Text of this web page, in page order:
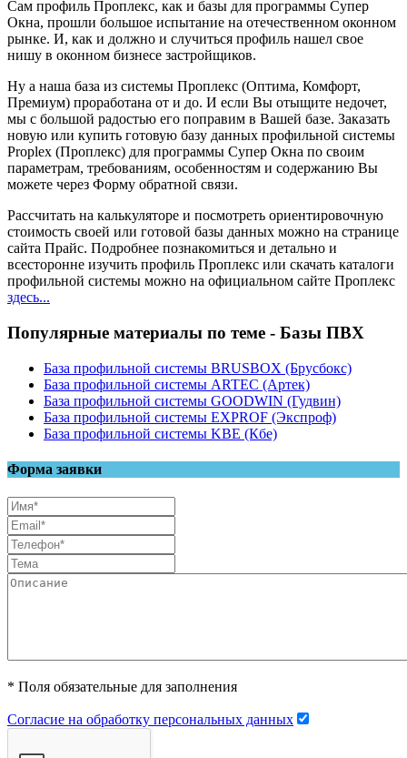
Сам профиль Проплекс, как и базы для программы Супер
Окна, прошли большое испытание на отечественном оконном
рынке. И, как и должно и случиться профиль нашел свое
нишу в оконном бизнесе застройщиков.
Ну а наша база из системы Проплекс (Оптима, Комфорт,
Премиум) проработана от и до. И если Вы отыщите недочет,
мы с большой радостью его поправим в Вашей базе. Заказать
новую или купить готовую базу данных профильной системы
Proplex (Проплекс) для программы Супер Окна по своим
параметрам, требованиям, особенностям и содержанию Вы
можете через Форму обратной связи.
Рассчитать на калькуляторе и посмотреть ориентировочную
стоимость своей или готовой базы данных можно на странице
сайта Прайс. Подробнее познакомиться и детально и
всесторонне изучить профиль Проплекс или скачать каталоги
профильной системы можно на официальном сайте Проплекс
здесь...
Популярные материалы по теме - Базы ПВХ
База профильной системы BRUSBOX (Брусбокс)
База профильной системы ARTEC (Артек)
База профильной системы GOODWIN (Гудвин)
База профильной системы EXPROF (Экспроф)
База профильной системы KBE (Кбе)
Форма заявки
* Поля обязательные для заполнения
Согласие на обработку персональных данных